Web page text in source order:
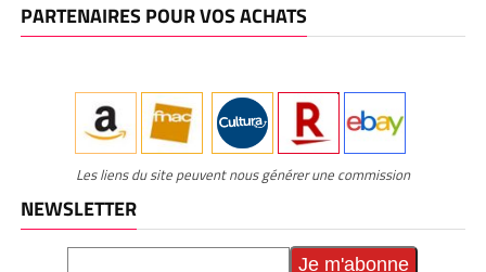
PARTENAIRES POUR VOS ACHATS
Les liens du site peuvent nous générer une commission
NEWSLETTER